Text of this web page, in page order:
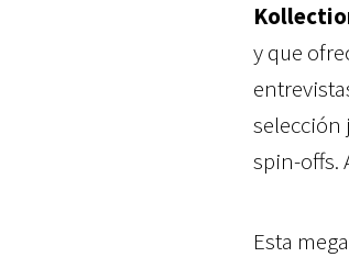
y que
selección
spin-offs.
Esta